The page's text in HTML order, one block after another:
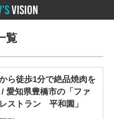
覧
ら徒歩1分で絶品焼肉を
愛知県豊橋市の「ファ
ストラン 平和園」